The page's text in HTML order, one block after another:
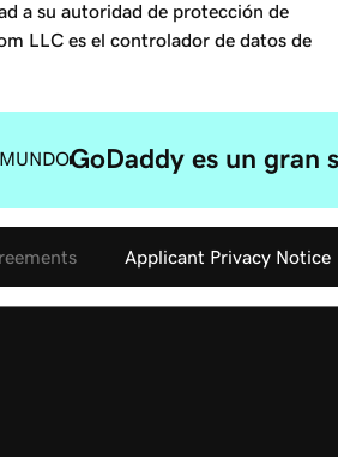
a su autoridad de protección de
LLC es el controlador de datos de
GoDaddy es un gran
Applicant Privacy Notice